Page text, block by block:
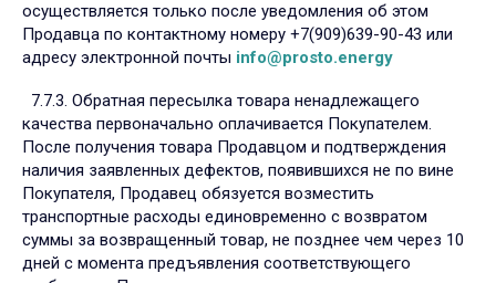
осуществляется только после уведомления об этом
Продавца по контактному номеру +7(909)639-90-43 или
адресу электронной почты info@prosto.energy
7.7.3. Обратная пересылка товара ненадлежащего
качества первоначально оплачивается Покупателем.
После получения товара Продавцом и подтверждения
наличия заявленных дефектов, появившихся не по вине
Покупателя, Продавец обязуется возместить
транспортные расходы единовременно с возвратом
суммы за возвращенный товар, не позднее чем через 10
дней с момента предъявления соответствующего